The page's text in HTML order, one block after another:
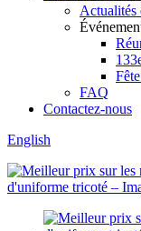
Actualités
FAQ
Contactez-nous
English